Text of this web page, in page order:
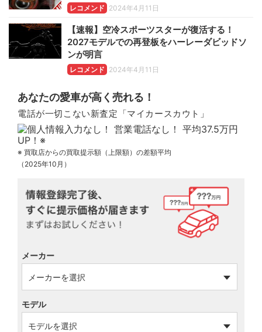
レコメンド 2024年4月11日
【速報】空冷スポーツスターが復活する！
2027モデルでの再登板をハーレーダビッドソ
ンが明言
レコメンド 2024年4月11日
あなたの愛車が高く売れる！
電話が一切こない新査定「マイカースカウト」
※ 買取店からの買取提示額（上限額）の差額平均
（2025年10月）
メーカー
モデル